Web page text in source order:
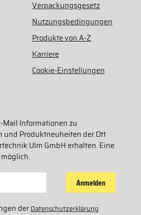
Verpackungsgesetz
Nutzungsbedingungen
Produkte von A-Z
Karriere
Cookie-Einstellungen
Mail Informationen zu
und Produktneuheiten der Ott
Ulm GmbH erhalten. Eine
Anmelden
derDatenschutzerklärung